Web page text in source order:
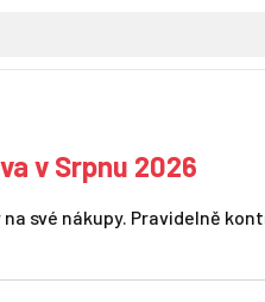
v Srpnu 2026
své nákupy. Pravidelně